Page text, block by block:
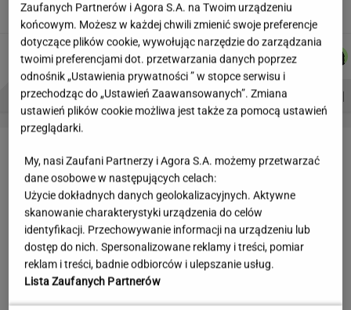
MATERIAŁ PROMOCYJNY
Autorzy:
JAKUB
BALCERSKI
MICHAŁ
KIEDROWSKI
DANIEL
MAIKOWSKI
PROBLEMY POLSKICH SIATKARZY ZNAK Z '30' WISŁAWA SZYMBORSKA
Reserved wyprzedaje klapki
W WITTCHEN ruszyła wielka
Zaufanych Partnerów i Agora S.A. na Twoim urządzeniu
końcowym. Możesz w każdej chwili zmienić swoje preferencje
dotyczące plików cookie, wywołując narzędzie do zarządzania
twoimi preferencjami dot. przetwarzania danych poprzez
odnośnik „Ustawienia prywatności ” w stopce serwisu i
przechodząc do „Ustawień Zaawansowanych”. Zmiana
ustawień plików cookie możliwa jest także za pomocą ustawień
przeglądarki.
My, nasi Zaufani Partnerzy i Agora S.A. możemy przetwarzać
dane osobowe w następujących celach:
Użycie dokładnych danych geolokalizacyjnych. Aktywne
skanowanie charakterystyki urządzenia do celów
identyfikacji. Przechowywanie informacji na urządzeniu lub
dostęp do nich. Spersonalizowane reklamy i treści, pomiar
reklam i treści, badnie odbiorców i ulepszanie usług.
Lista Zaufanych Partnerów